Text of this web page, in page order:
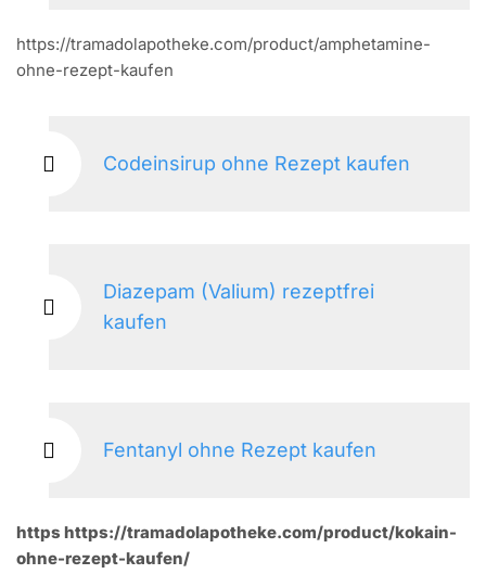
https://tramadolapotheke.com/product/amphetamine-
ohne-rezept-kaufen
Codeinsirup ohne Rezept kaufen
Diazepam (Valium) rezeptfrei
kaufen
Fentanyl ohne Rezept kaufen
https https://tramadolapotheke.com/product/kokain-
ohne-rezept-kaufen/